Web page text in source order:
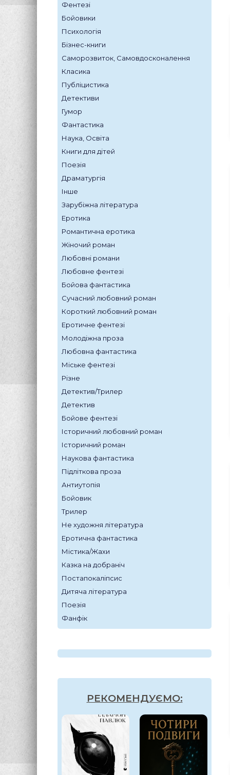
Фентезі
Бойовики
Психологія
Бізнес-книги
Саморозвиток, Самовдосконалення
Класика
Публіцистика
Детективи
Гумор
Фантастика
Наука, Освіта
Книги для дітей
Поезія
Драматургія
Інше
Зарубіжна література
Еротика
Романтична еротика
Жіночий роман
Любовні романи
Любовне фентезі
Бойова фантастика
Сучасний любовний роман
Короткий любовний роман
Еротичне фентезі
Молодіжна проза
Любовна фантастика
Міське фентезі
Різне
Детектив/Трилер
Детектив
Бойове фентезі
Історичний любовний роман
Історичний роман
Наукова фантастика
Підліткова проза
Антиутопія
Бойовик
Трилер
Не художня література
Еротична фантастика
Містика/Жахи
Казка на добраніч
Постапокаліпсис
Дитяча література
Поезія
Фанфік
РЕКОМЕНДУЄМО: